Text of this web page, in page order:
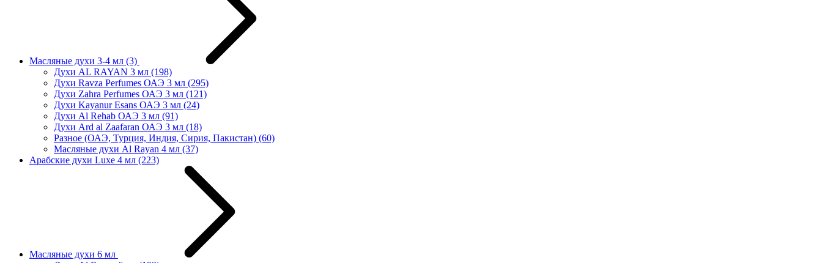
Масляные духи 3-4 мл (3)
Духи AL RAYAN 3 мл (198)
Духи Ravza Perfumes ОАЭ 3 мл (295)
Духи Zahra Perfumes ОАЭ 3 мл (121)
Духи Kayanur Esans ОАЭ 3 мл (24)
Духи Al Rehab ОАЭ 3 мл (91)
Духи Ard al Zaafaran ОАЭ 3 мл (18)
Разное (ОАЭ, Турция, Индия, Сирия, Пакистан) (60)
Масляные духи Al Rayan 4 мл (37)
Арабские духи Luxe 4 мл (223)
Масляные духи 6 мл